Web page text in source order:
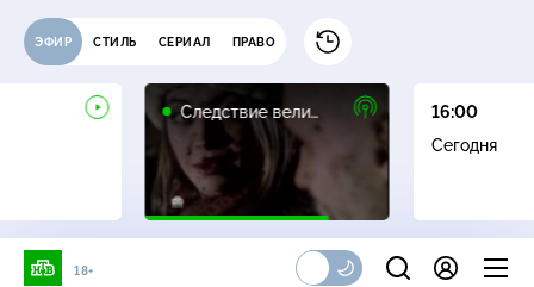
ЭФИР СТИЛЬ СЕРИАЛ ПРАВО
Следствие вели…
16:00
Сегодня
18+